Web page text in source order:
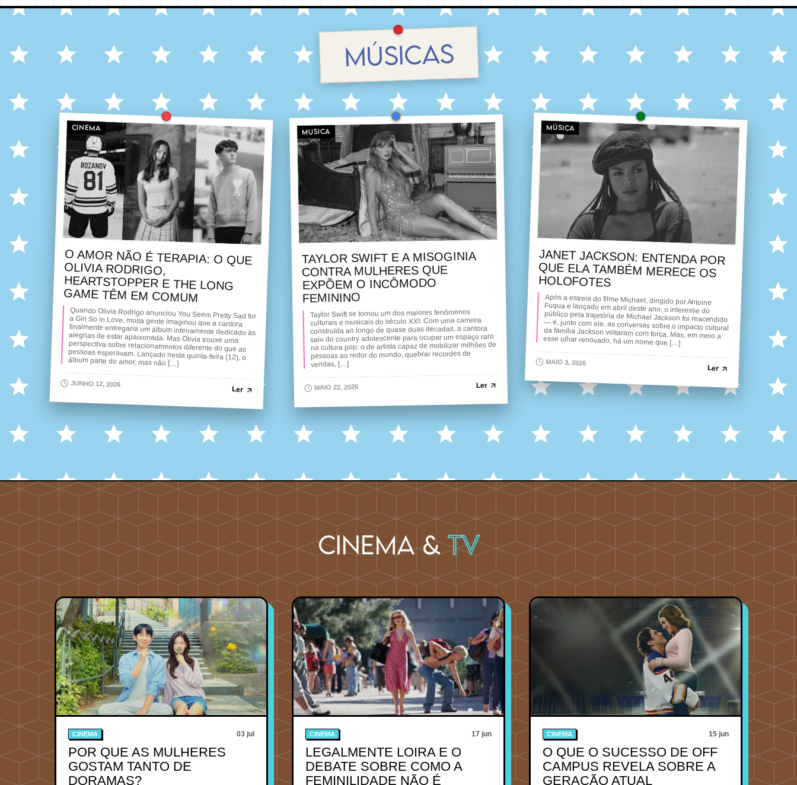
MÚSICAS
CINEMA
O AMOR NÃO É TERAPIA: O QUE
OLIVIA RODRIGO,
HEARTSTOPPER E THE LONG
GAME TÊM EM COMUM
Quando Olivia Rodrigo anunciou You Seem Pretty Sad for
a Girl So in Love, muita gente imaginou que a cantora
finalmente entregaria um álbum inteiramente dedicado às
alegrias de estar apaixonada. Mas Olivia trouxe uma
perspectiva sobre relacionamentos diferente do que as
pessoas esperavam. Lançado nesta quinta-feira (12), o
álbum parte do amor, mas não […]
JUNHO 12, 2026
Ler
MUSICA
TAYLOR SWIFT E A MISOGINIA
CONTRA MULHERES QUE
EXPÕEM O INCÔMODO
FEMININO
Taylor Swift se tornou um dos maiores fenômenos
culturais e musicais do século XXI. Com uma carreira
construída ao longo de quase duas décadas, a cantora
saiu do country adolescente para ocupar um espaço raro
na cultura pop: o de artista capaz de mobilizar milhões de
pessoas ao redor do mundo, quebrar recordes de
vendas, […]
MAIO 22, 2026 Ler
MÚSICA
JANET JACKSON: ENTENDA POR
QUE ELA TAMBÉM MERECE OS
HOLOFOTES
Após a estreia do filme Michael, dirigido por Antoine
Fuqua e lançado em abril deste ano, o interesse do
público pela trajetória de Michael Jackson foi reacendido
— e, junto com ele, as conversas sobre o impacto cultural
da família Jackson voltaram com força. Mas, em meio a
esse olhar renovado, há um nome que […]
MAIO 3, 2026
Ler
Cinema &TV
CINEMA 03 jul
POR QUE AS MULHERES
GOSTAM TANTO DE
DORAMAS?
CINEMA 17 jun
LEGALMENTE LOIRA E O
DEBATE SOBRE COMO A
FEMINILIDADE NÃO É
CINEMA 15 jun
O QUE O SUCESSO DE OFF
CAMPUS REVELA SOBRE A
GERAÇÃO ATUAL